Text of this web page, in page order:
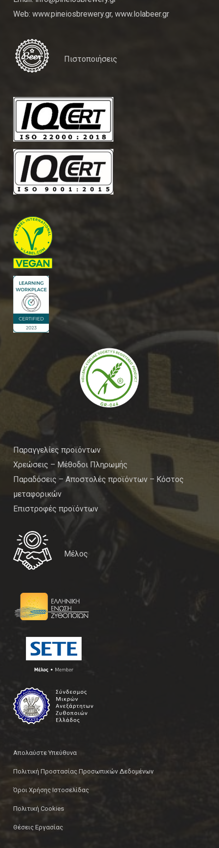
Web: www.pineiosbrewery.gr, www.lolabeer.gr
Πιστοποιήσεις
Παραγγελίες προϊόντων
Χρεώσεις – Μέθοδοι Πληρωμής
Παραδόσεις – Αποστολές προϊόντων – Κόστος
μεταφορικών
Επιστροφές προϊόντων
Μέλος
Απολαύστε Υπεύθυνα
Πολιτική Προστασίας Προσωπικών Δεδομένων
Όροι Χρήσης Ιστοσελίδας
Πολιτική Cookies
Θέσεις Εργασίας